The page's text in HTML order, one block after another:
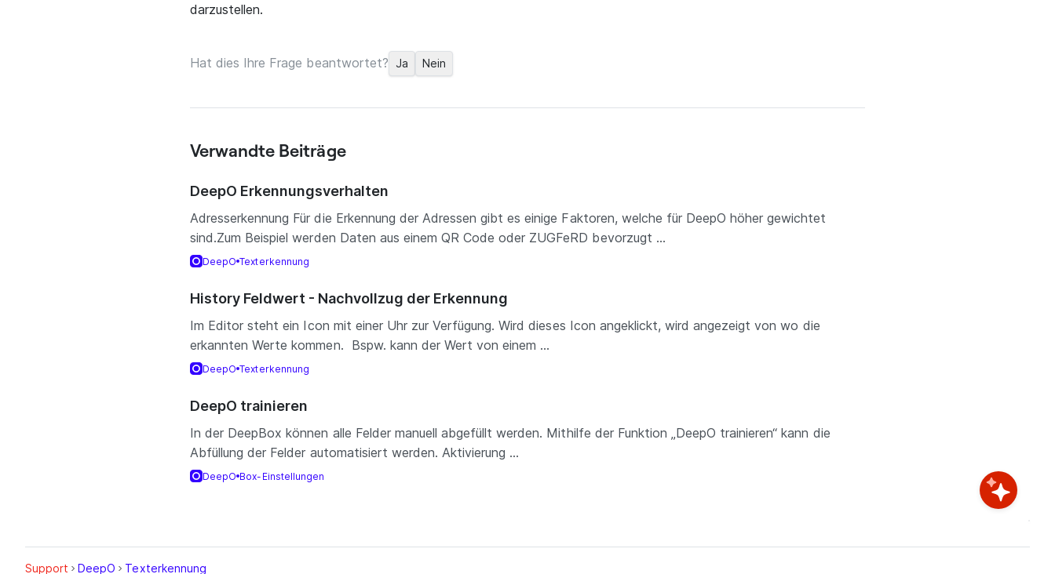
darzustellen.
Hat dies Ihre Frage beantwortet? Ja Nein
Verwandte Beiträge
DeepO Erkennungsverhalten
Adresserkennung Für die Erkennung der Adressen gibt es einige Faktoren, welche für DeepO höher gewichtet
sind.Zum Beispiel werden Daten aus einem QR Code oder ZUGFeRD bevorzugt ...
DeepO Texterkennung
History Feldwert - Nachvollzug der Erkennung
Im Editor steht ein Icon mit einer Uhr zur Verfügung. Wird dieses Icon angeklickt, wird angezeigt von wo die
erkannten Werte kommen. Bspw. kann der Wert von einem ...
DeepO Texterkennung
DeepO trainieren
In der DeepBox können alle Felder manuell abgefüllt werden. Mithilfe der Funktion „DeepO trainieren“ kann die
Abfüllung der Felder automatisiert werden. Aktivierung ...
DeepO Box-Einstellungen
Support DeepO Texterkennung